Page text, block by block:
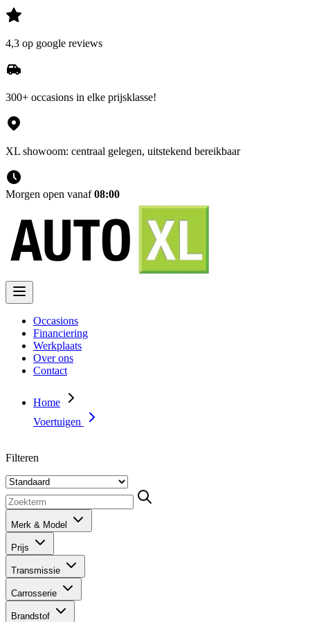
4,3 op google reviews
300+ occasions in elke prijsklasse!
XL showoom: centraal gelegen, uitstekend bereikbaar
Morgen open vanaf08:00
Occasions
Financiering
Werkplaats
Over ons
Contact
Home
Voertuigen
Filteren
Merk & Model
Prijs
Transmissie
Carrosserie
Brandstof